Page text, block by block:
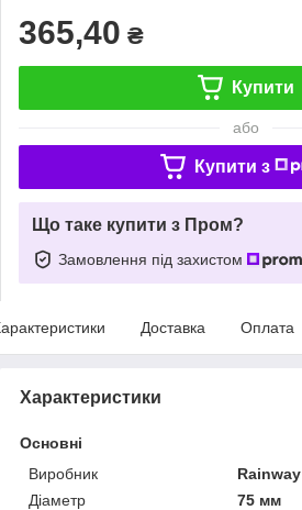
365,40 ₴
Купити
або
Купити з
Що таке купити з Пром?
Замовлення під захистом
Доставка Оплата
Характеристики
Основні
Виробник
Rainway
Діаметр
75 мм